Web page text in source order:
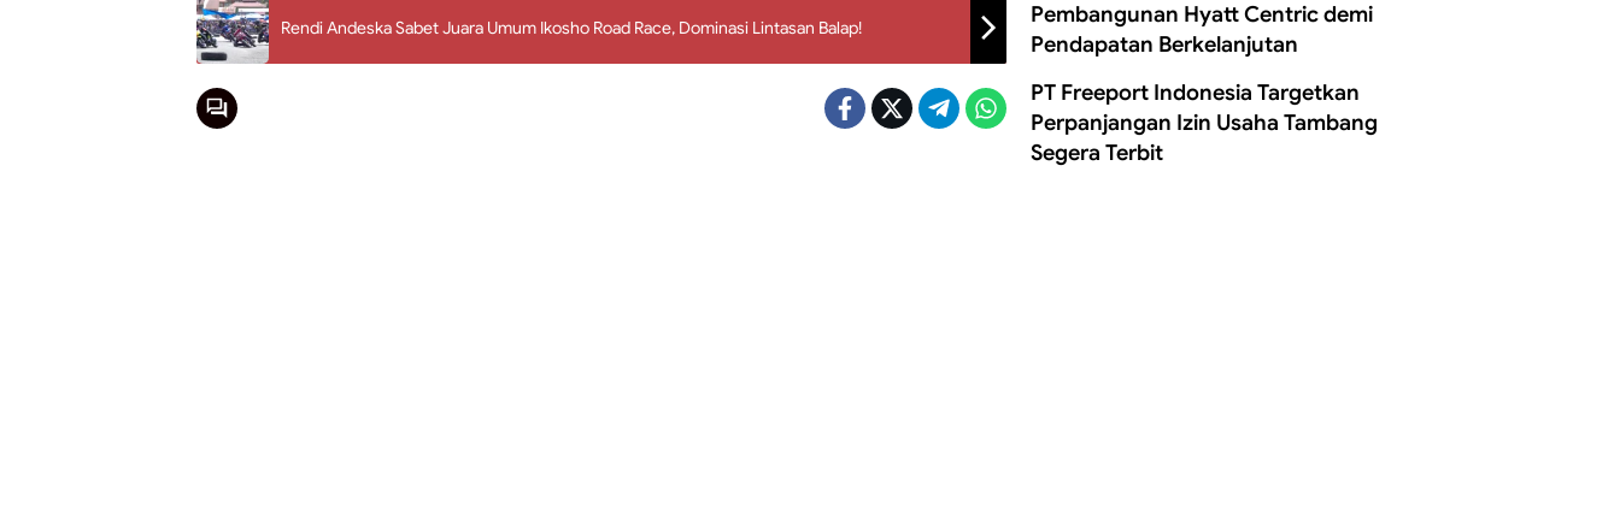
Rendi Andeska Sabet Juara Umum Ikosho Road Race, Dominasi Lintasan Balap!
Pembangunan Hyatt Centric demi
Pendapatan Berkelanjutan
PT Freeport Indonesia Targetkan
Perpanjangan Izin Usaha Tambang
Segera Terbit